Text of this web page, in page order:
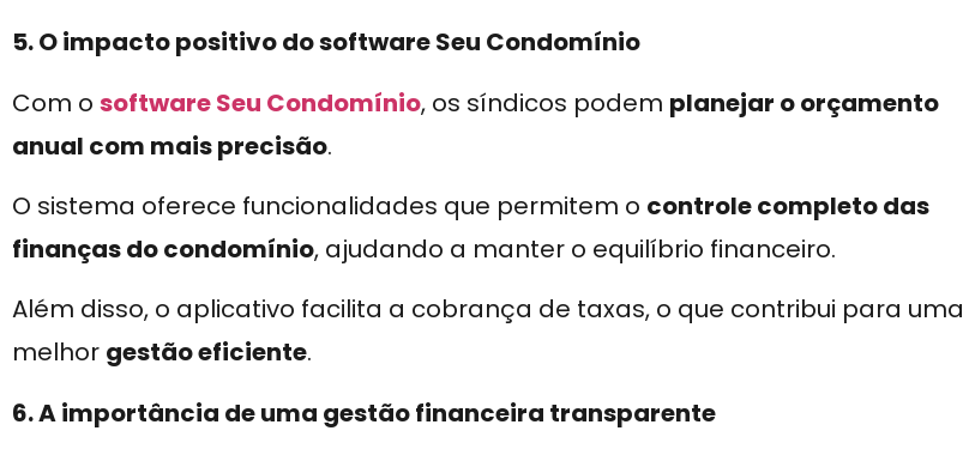
5. O impacto positivo do software Seu Condomínio
Com o software Seu Condomínio, os síndicos podem planejar o orçamento
anual com mais precisão.
O sistema oferece funcionalidades que permitem o controle completo das
finanças do condomínio, ajudando a manter o equilíbrio financeiro.
Além disso, o aplicativo facilita a cobrança de taxas, o que contribui para uma
melhor gestão eficiente.
6. A importância de uma gestão financeira transparente